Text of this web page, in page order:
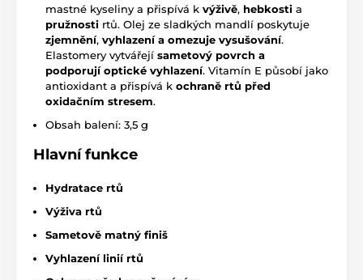
mastné kyseliny a přispívá k výživě, hebkosti a
pružnosti rtů. Olej ze sladkých mandlí poskytuje
zjemnění, vyhlazení a omezuje vysušování.
Elastomery vytvářejí sametový povrch a
podporují optické vyhlazení. Vitamín E působí jako
antioxidant a přispívá k ochraně rtů před
oxidačním stresem.
Obsah balení: 3,5 g
Hlavní funkce
Hydratace rtů
Výživa rtů
Sametově matný finiš
Vyhlazení linií rtů